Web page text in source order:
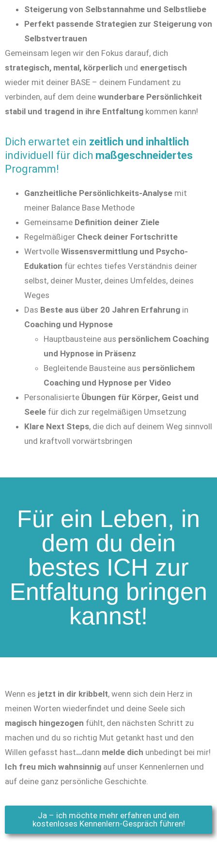
Steigerung von Selbstannahme und Selbstliebe
Perfekt passende Strategien zur Steigerung von
Selbstvertrauen
Gemeinsam legen wir den Fokus darauf, dich
strategisch, mental, körperlich und energetisch
wieder mit deiner BASE – deinem Fundament zu
verbinden, auf dem deine wunderbare Persönlichkeit
stabil und tragend in ihre Entfaltung kommen kann!
Dich erwartet ein zeitlich und inhaltlich
individuell für dich maßgeschneidertes
Programm!
Ganzheitliche Persönlichkeits-Analyse mit
meiner Balance Base Methode
Gemeinsame Definition deiner Ziele
Regelmäßiger Check deiner Fortschritte
Wertvolle Wissensvermittlung und Psycho-
Edukation für echtes tiefes Verständnis deiner
selbst, deiner Muster, deines Umfeldes, deines
Weges
Das Beste aus über 20 Jahren Erfahrung in
Coaching und Hypnose
Hauptbausteine aus persönlichem Coaching
und Hypnose in Präsenz
Begleitende Bausteine aus persönlichem
Coaching und Hypnose per Video
Personalisierte Übungen für Körper, Geist und
Seele für dich zur regelmäßigen Umsetzung
Klare Next Steps, die dich auf deinem Weg sinnvoll
und kraftvoll vorwärtsbringen
Für ein Leben, in
dem du dein
bestes ICH zur
Entfaltung bringen
kannst!
Wenn es jetzt in dir kribbelt, wenn sich dein Herz in
meinen Worten wiederfindet und deine Seele sich
magisch hingezogen fühlt, den nächsten Schritt zu
machen und du so richtig Mut getankt hast und den
Willen gefasst hast…dann melde dich unbedingt bei mir!
Ich freu mich wahnsinnig auf unser Kennenlernen und
auf deine ganz persönliche Geschichte.
Ja – ich möchte mehr erfahren und ein
kostenloses Kennenlern-Gespräch führen!